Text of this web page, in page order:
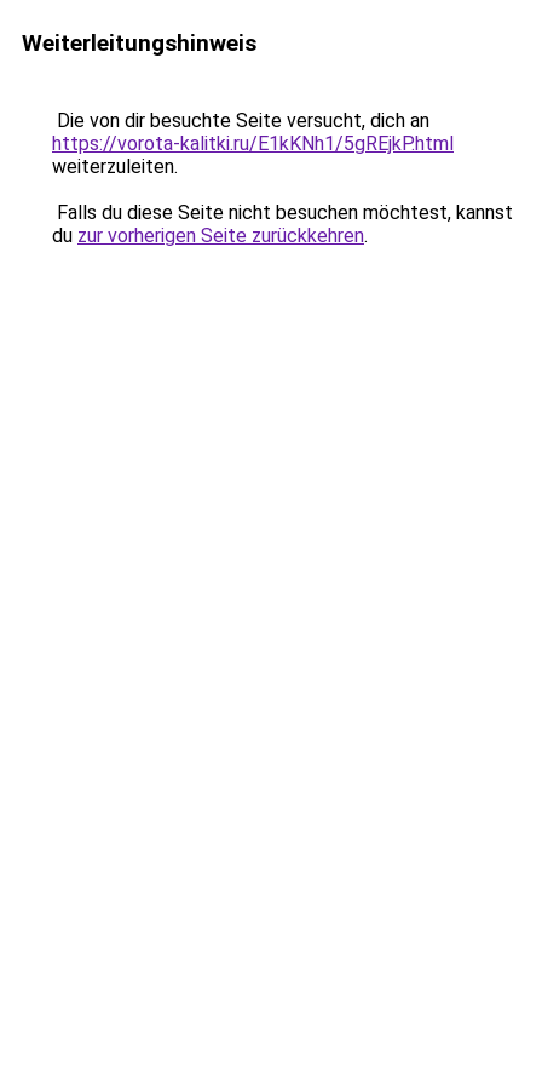
Weiterleitungshinweis
Die von dir besuchte Seite versucht, dich an
https://vorota-kalitki.ru/E1kKNh1/5gREjkP.html
weiterzuleiten.
Falls du diese Seite nicht besuchen möchtest, kannst
du zur vorherigen Seite zurückkehren.